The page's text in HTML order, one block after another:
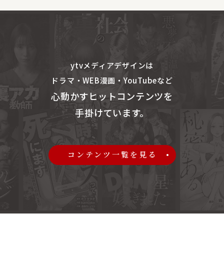
ytvメディアデザインは
ドラマ・WEB漫画・YouTubeなど
心動かすヒットコンテンツを
手掛けています。
コンテンツ一覧を見る